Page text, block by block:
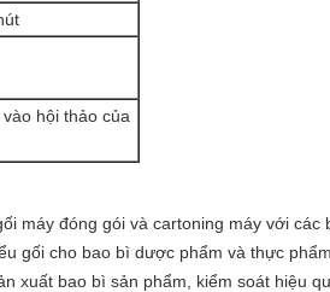
hội thảo của
máy đóng gói và cartoning máy với các
gối cho bao bì dược phẩm và thực
xuất bao bì sản phẩm, kiểm soát hiệu